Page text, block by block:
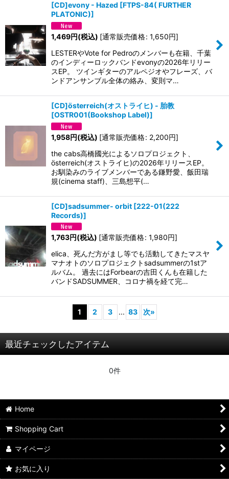
[CD]evony - Hazed [FTPS-84( FURTHER
PLATONIC)]
1,469円(税込) [通常販売価格: 1,650円]
LESTERやVote for Pedroのメンバーも在籍、千葉
のインディーロックバンドevonyの2026年リリー
スEP。 ツインギターのアルペジオやフレーズ、バ
ンドアンサンブル全体の絡み、変則マ…
[CD]österreich(オストライヒ) - 胎教
[OSTR001(Bookshop Label)]
1,958円(税込) [通常販売価格: 2,200円]
the cabs高橋國光によるソロプロジェクト、
österreich(オストライヒ)の2026年リリースEP。
お馴染みのライブメンバーである鎌野愛、飯田瑞
規(cinema staff)、三島想平(…
[CD]sadsummer- orbit [222-01(222
Records)]
1,763円(税込) [通常販売価格: 1,980円]
elica、死んだ方がまし等でも活動してきたマスヤ
マナオトのソロプロジェクトsadsummerの1stア
ルバム。 過去にはForbearの吉田くんも在籍した
バンドSADSUMMER、コロナ禍を経て完…
1 2 3 ... 83 次»
最近チェックしたアイテム
0件
Home
Shopping Cart
マイページ
お気に入り